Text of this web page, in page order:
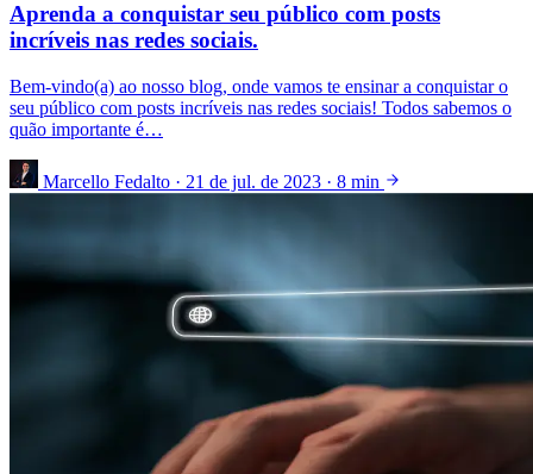
Aprenda a conquistar seu público com posts
incríveis nas redes sociais.
Bem-vindo(a) ao nosso blog, onde vamos te ensinar a conquistar o
seu público com posts incríveis nas redes sociais! Todos sabemos o
quão importante é…
Marcello Fedalto · 21 de jul. de 2023 · 8 min